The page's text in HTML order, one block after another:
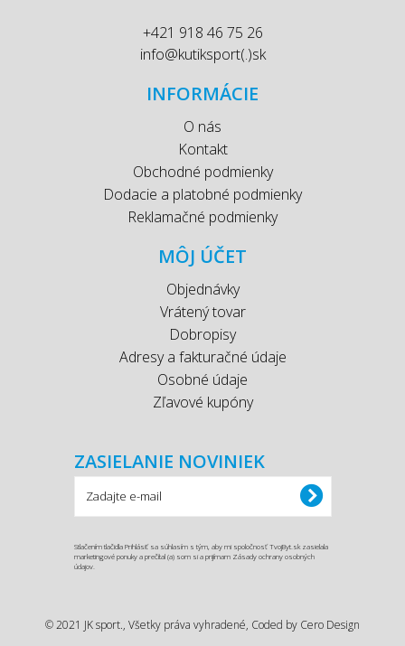
+421 918 46 75 26
info@kutiksport(.)sk
INFORMÁCIE
O nás
Kontakt
Obchodné podmienky
Dodacie a platobné podmienky
Reklamačné podmienky
MÔJ ÚČET
Objednávky
Vrátený tovar
Dobropisy
Adresy a fakturačné údaje
Osobné údaje
Zľavové kupóny
ZASIELANIE NOVINIEK
Stlačením tlačidla Prihlásiť sa súhlasím s tým, aby mi spoločnosť TvojByt.sk zasielala
marketingové ponuky a prečítal (a) som si a prijímam Zásady ochrany osobných
údajov.
© 2021 JK sport., Všetky práva vyhradené, Coded by Cero Design